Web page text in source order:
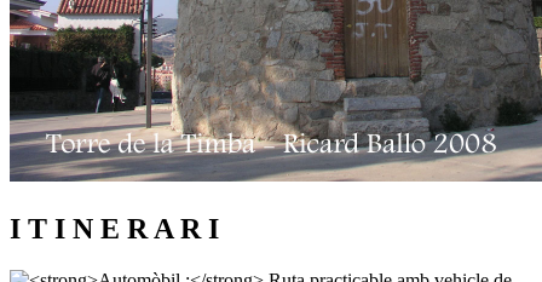
I T I N E R A R I